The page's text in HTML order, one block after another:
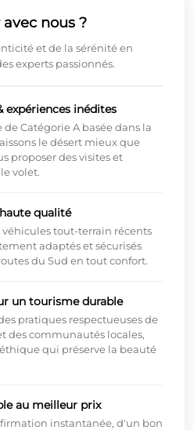
nous ?
et de la sérénité en
experts passionnés.
expériences inédites
Catégorie A basée dans la
le désert mieux que
proposer des visites et
volet.
qualité
véhicules tout-terrain récents
adaptés et sécurisés
du Sud en tout confort.
un tourisme durable
pratiques respectueuses de
des communautés locales,
qui préserve la beauté
au meilleur prix
instantanée, d'un bon